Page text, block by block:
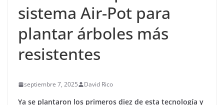
sistema Air-Pot para
plantar árboles más
resistentes
septiembre 7, 2025 David Rico
Ya se plantaron los primeros diez de esta tecnología y